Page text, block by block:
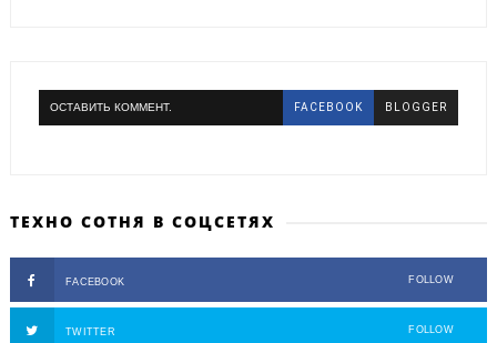
ОСТАВИТЬ КОММЕНТ. FACEBOOK BLOGGER
ТЕХНО СОТНЯ В СОЦСЕТЯХ
FACEBOOK FOLLOW
TWITTER FOLLOW